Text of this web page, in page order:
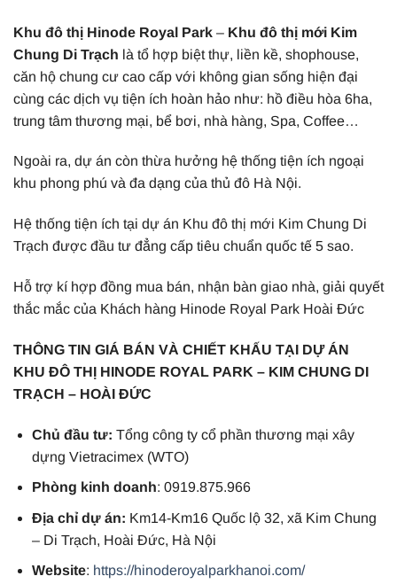
Khu đô thị Hinode Royal Park – Khu đô thị mới Kim
Chung Di Trạch là tổ hợp biệt thự, liền kề, shophouse,
căn hộ chung cư cao cấp với không gian sống hiện đại
cùng các dịch vụ tiện ích hoàn hảo như: hồ điều hòa 6ha,
trung tâm thương mại, bể bơi, nhà hàng, Spa, Coffee…
Ngoài ra, dự án còn thừa hưởng hệ thống tiện ích ngoại
khu phong phú và đa dạng của thủ đô Hà Nội.
Hệ thống tiện ích tại dự án Khu đô thị mới Kim Chung Di
Trạch được đầu tư đẳng cấp tiêu chuẩn quốc tế 5 sao.
Hỗ trợ kí hợp đồng mua bán, nhận bàn giao nhà, giải quyết
thắc mắc của Khách hàng Hinode Royal Park Hoài Đức
THÔNG TIN GIÁ BÁN VÀ CHIẾT KHẤU TẠI DỰ ÁN
KHU ĐÔ THỊ HINODE ROYAL PARK – KIM CHUNG DI
TRẠCH – HOÀI ĐỨC
Chủ đầu tư: Tổng công ty cổ phần thương mại xây
dựng Vietracimex (WTO)
Phòng kinh doanh: 0919.875.966
Địa chỉ dự án: Km14-Km16 Quốc lộ 32, xã Kim Chung
– Di Trạch, Hoài Đức, Hà Nội
Website: https://hinoderoyalparkhanoi.com/